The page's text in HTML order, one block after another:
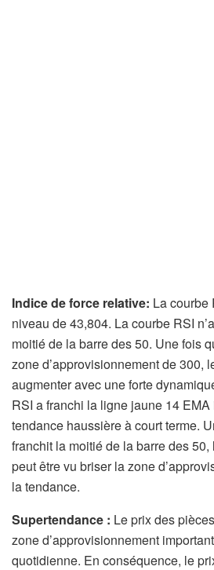
Indice de force relative: La courbe
niveau de 43,804. La courbe RSI
moitié de la barre des 50. Une fois
zone d’approvisionnement de 300,
augmenter avec une forte
RSI a franchi la ligne jaune 14
tendance haussière à court terme.
franchit la moitié de la barre des
peut être vu briser la zone
la tendance.
Supertendance : Le prix des
zone d’approvisionnement
quotidienne. En conséquence, le